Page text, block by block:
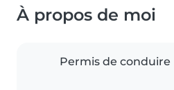
À propos de moi
Permis de conduire